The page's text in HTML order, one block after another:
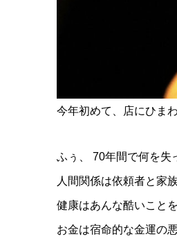
今年初めて、店にひま
ふぅ、 70年間で何を失
人間関係は依頼者と家
健康はあんな酷いこと
お金は宿命的な金運の